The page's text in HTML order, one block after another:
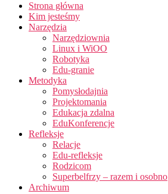
Strona główna
Kim jesteśmy
Narzędzia
Narzędziownia
Linux i WiOO
Robotyka
Edu-granie
Metodyka
Pomysłodajnia
Projektomania
Edukacja zdalna
EduKonferencje
Refleksje
Relacje
Edu-refleksje
Rodzicom
Superbelfrzy – razem i osobno
Archiwum